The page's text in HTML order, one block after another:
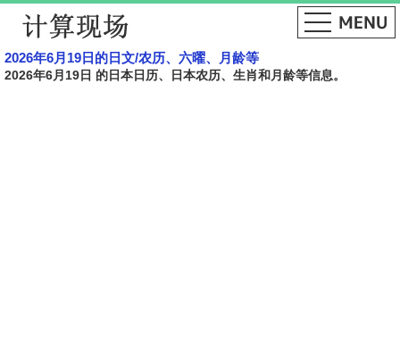
2026年6月19日的日文​​/农历、六曜、月龄等
2026年6月19日 的日本日历、日本农历、生肖和月龄等信息。